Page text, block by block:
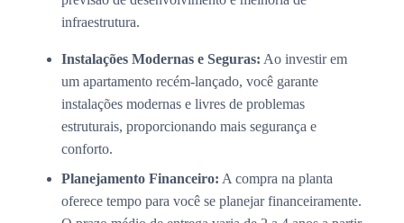
infraestrutura.
Instalações Modernas e Seguras: Ao investir em
um apartamento recém-lançado, você garante
instalações modernas e livres de problemas
estruturais, proporcionando mais segurança e
conforto.
Planejamento Financeiro: A compra na planta
oferece tempo para você se planejar financeiramente.